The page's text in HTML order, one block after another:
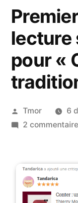
lecture
pour «
Tmor
6
2